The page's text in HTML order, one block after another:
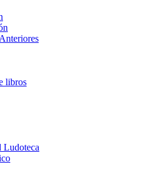
libros
Ludoteca